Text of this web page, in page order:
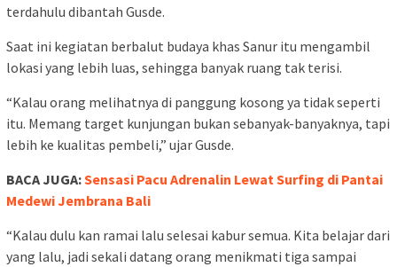
terdahulu dibantah Gusde.
Saat ini kegiatan berbalut budaya khas Sanur itu mengambil
lokasi yang lebih luas, sehingga banyak ruang tak terisi.
“Kalau orang melihatnya di panggung kosong ya tidak seperti
itu. Memang target kunjungan bukan sebanyak-banyaknya, tapi
lebih ke kualitas pembeli,” ujar Gusde.
BACA JUGA:Sensasi Pacu Adrenalin Lewat Surfing di Pantai
Medewi Jembrana Bali
“Kalau dulu kan ramai lalu selesai kabur semua. Kita belajar dari
yang lalu, jadi sekali datang orang menikmati tiga sampai